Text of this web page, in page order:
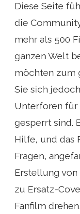
Diese Seite
die
mehr als 500
ganzen Welt
möchten zum
Sie sich
Unterforen
gesperrt sind.
Hilfe, und das
Fragen,
Erstellung von
zu Ersatz-
Fanfilm